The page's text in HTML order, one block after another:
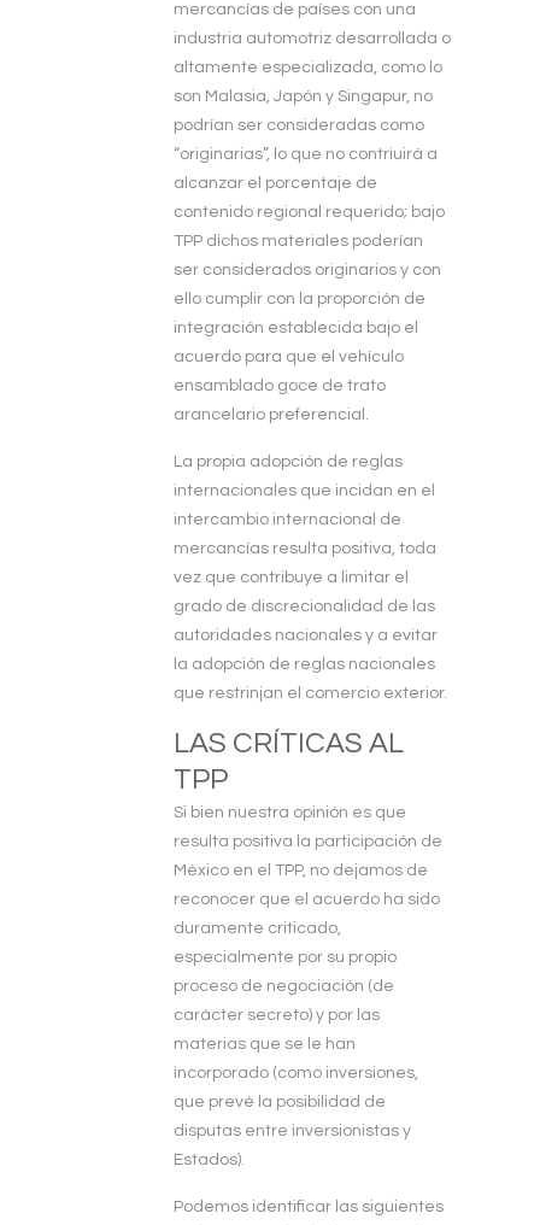
mercancías de países con una
industria automotriz desarrollada o
altamente especializada, como lo
son Malasia, Japón y Singapur, no
podrían ser consideradas como
“originarias”, lo que no contriuirá a
alcanzar el porcentaje de
contenido regional requerido; bajo
TPP dichos materiales poderían
ser considerados originarios y con
ello cumplir con la proporción de
integración establecida bajo el
acuerdo para que el vehículo
ensamblado goce de trato
arancelario preferencial.
La propia adopción de reglas
internacionales que incidan en el
intercambio internacional de
mercancías resulta positiva, toda
vez que contribuye a limitar el
grado de discrecionalidad de las
autoridades nacionales y a evitar
la adopción de reglas nacionales
que restrinjan el comercio exterior.
LAS CRÍTICAS AL
TPP
Si bien nuestra opinión es que
resulta positiva la participación de
México en el TPP, no dejamos de
reconocer que el acuerdo ha sido
duramente criticado,
especialmente por su propio
proceso de negociación (de
carácter secreto) y por las
materias que se le han
incorporado (como inversiones,
que prevé la posibilidad de
disputas entre inversionistas y
Estados).
Podemos identificar las siguientes